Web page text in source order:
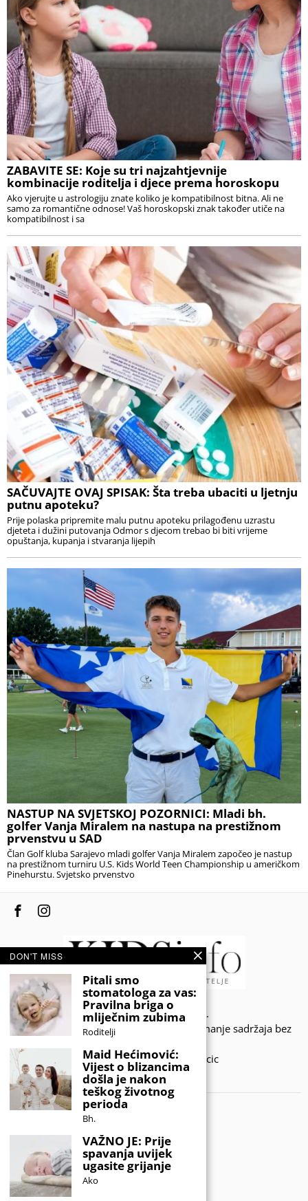
ZABAVITE SE: Koje su tri najzahtjevnije
kombinacije roditelja i djece prema horoskopu
Ako vjerujte u astrologiju znate koliko je kompatibilnost bitna. Ali ne
samo za romantične odnose! Vaš horoskopski znak također utiče na
kompatibilnost i sa
SAČUVAJTE OVAJ SPISAK: Šta treba ubaciti u ljetnju
putnu apoteku?
Prije polaska pripremite malu putnu apoteku prilagođenu uzrastu
djeteta i dužini putovanja Odmor s djecom trebao bi biti vrijeme
opuštanja, kupanja i stvaranja lijepih
NASTUP NA SVJETSKOJ POZORNICI: Mladi bh.
golfer Vanja Miralem na nastupa na prestižnom
prvenstvu u SAD
Član Golf kluba Sarajevo mladi golfer Vanja Miralem započeo je nastup
na prestižnom turniru U.S. Kids World Teen Championship u američkom
Pinehurstu. Svjetsko prvenstvo
© 2020 - KIDSINFO.BA.
Sva prava zadržana. Zabranjeno preuzimanje sadržaja bez
Developed by Amar SIjercic
IZAŠAO JE NOVI MAGAZIN!
DON'T MISS
Pitali smo
stomatologa za vas:
Pravilna briga o
mliječnim zubima
Roditelji
Maid Hećimović:
Vijest o blizancima
došla je nakon
teškog životnog
perioda
Bh.
VAŽNO JE: Prije
spavanja uvijek
ugasite grijanje
Ako